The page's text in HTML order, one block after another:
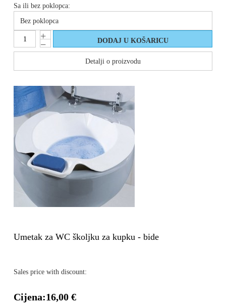
Sa ili bez poklopca:
Detalji o proizvodu
Umetak za WC školjku za kupku - bide
Sales price with discount:
Cijena:16,00 €